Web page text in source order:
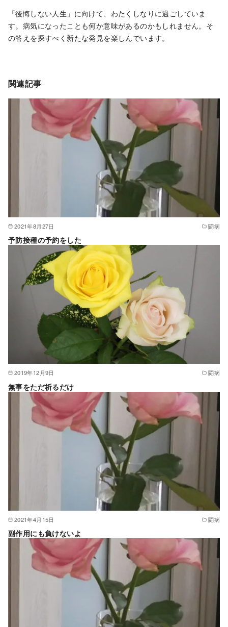
「後悔しない人生」に向けて、わたくしなりに過ごしていま
す。病気になったことも何か意味があるのかもしれません。そ
の答えを探すべく新たな発見を楽しんでいます。
関連記事
2021年8月27日 闘病
予防接種の予約をした
2019年12月9日 闘病
無事をただ祈るだけ
2021年4月15日 闘病
副作用にも負けないよ